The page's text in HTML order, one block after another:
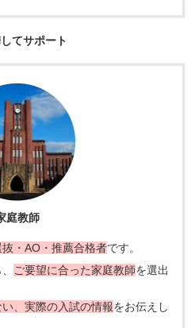
てサポート
庭教師
・AO・推薦合格者です。
ご要望に合った家庭教師を選出
、実際の入試の情報をお伝えし